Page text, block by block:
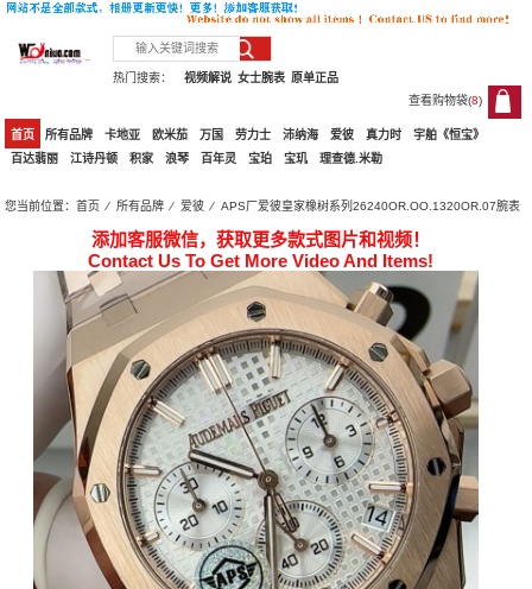
热门搜索： 原单正品
女士腕表
视频解说
查看购物袋(8)
8
首页 所有品牌 卡地亚 欧米茄 万国 劳力士 沛纳海 爱彼 真力时
宇舶《恒宝》
百达翡丽
江诗丹顿 积家 浪琴 百年灵 宝珀 宝玑 理查德.米勒
您当前位置：首页 ⁄所有品牌 ⁄爱彼 ⁄ APS厂爱彼皇家橡树系列26240OR.OO.1320OR.07腕表
添加客服微信，获取更多款式图片和视频！
Contact Us To Get More Video And Items!